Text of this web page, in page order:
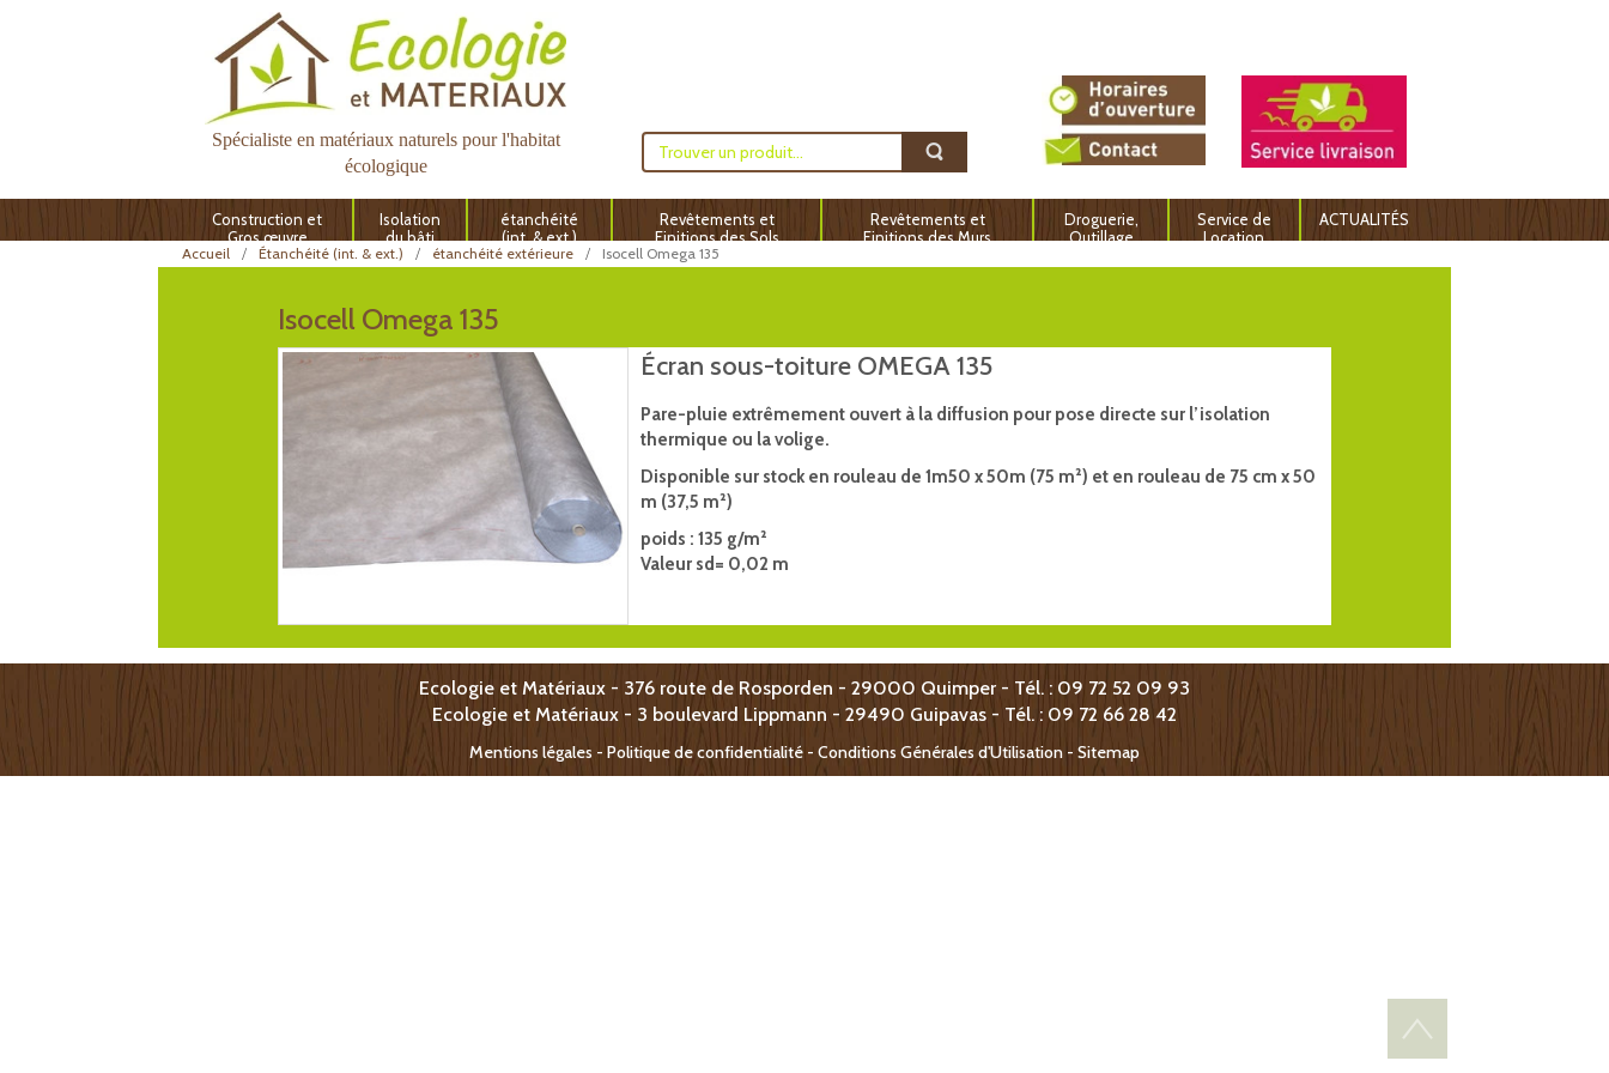
Spécialiste en matériaux naturels pour l'habitat
écologique
Construction et
Gros œuvre
Isolation
du bâti
étanchéité
(int. & ext.)
Revêtements et
Finitions des Sols
Revêtements et
Finitions des Murs
Droguerie,
Outillage
Service de
Location
ACTUALITÉS
Accueil Étanchéité (int. & ext.) étanchéité extérieure Isocell Omega 135
Isocell Omega 135
Écran sous-toiture OMEGA 135
Pare-pluie extrêmement ouvert à la diffusion pour pose directe sur l’isolation
thermique ou la volige.
Disponible sur stock en rouleau de 1m50 x 50m (75 m²) et en rouleau de 75 cm x 50
m (37,5 m²)
poids : 135 g/m²
Valeur sd= 0,02 m
Ecologie et Matériaux - 376 route de Rosporden - 29000 Quimper - Tél. : 09 72 52 09 93
Ecologie et Matériaux - 3 boulevard Lippmann - 29490 Guipavas - Tél. : 09 72 66 28 42
Mentions légales - Politique de confidentialité - Conditions Générales d'Utilisation - Sitemap